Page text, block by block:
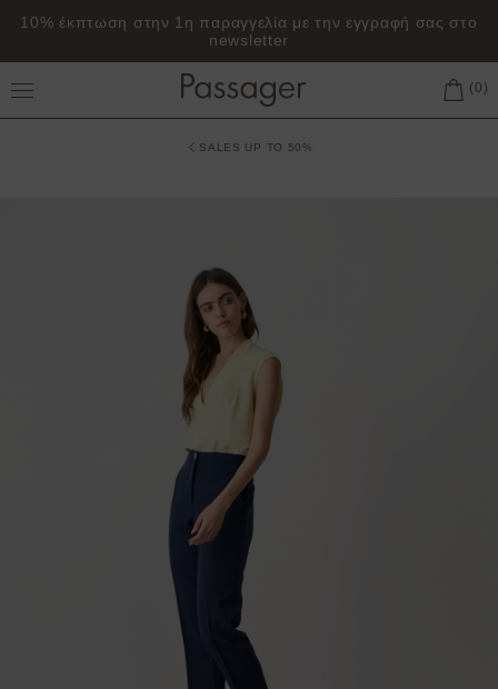
10% έκπτωση στην 1η παραγγελία με την εγγραφή σας στο
newsletter
Toggle Main Menu
SALES UP TO 50%